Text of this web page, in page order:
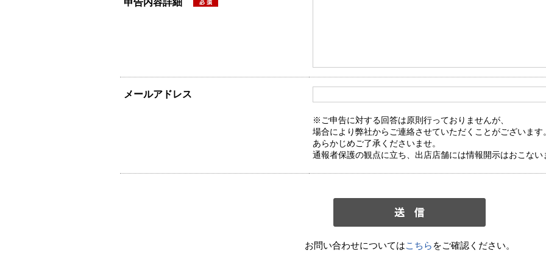
申告内容詳細
メールアドレス
※ご申告に対する回答は原則行っておりませんが、
場合により弊社からご連絡させていただくことがございます。
あらかじめご了承くださいませ。
通報者保護の観点に立ち、出店店舗には情報開示はおこない
お問い合わせについてはこちら をご確認ください。